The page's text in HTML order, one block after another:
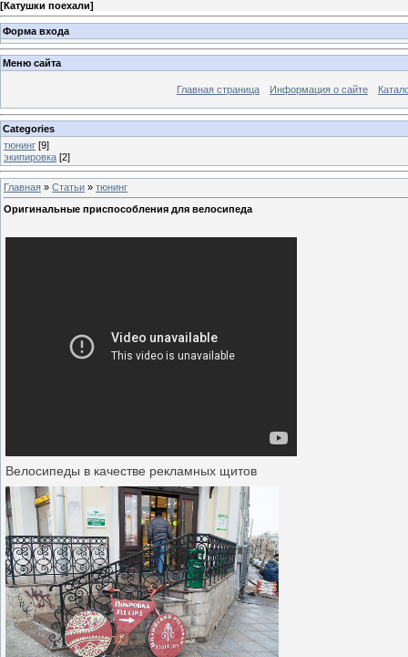
[Катушки поехали]
Форма входа
Меню сайта
Главная страница Информация о сайте
Categories
тюнинг [9]
экипировка [2]
Главная » Статьи » тюнинг
Оригинальные приспособления для велосипеда
Велосипеды в качестве рекламных щитов